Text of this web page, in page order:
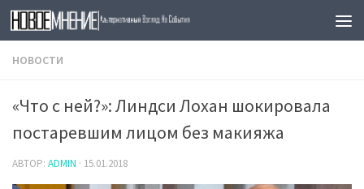
Skip to content
НОВОСТИ
«Что с ней?»: Линдси Лохан шокировала
постаревшим лицом без макияжа
АВТОР: ADMIN · 15.01.2018